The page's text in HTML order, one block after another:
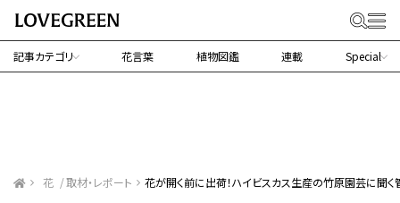
記事カテゴリ 花言葉 植物図鑑 連載 Special
花 取材・レポート 花が開く前に出荷！ハイビスカス生産の竹原園芸に聞